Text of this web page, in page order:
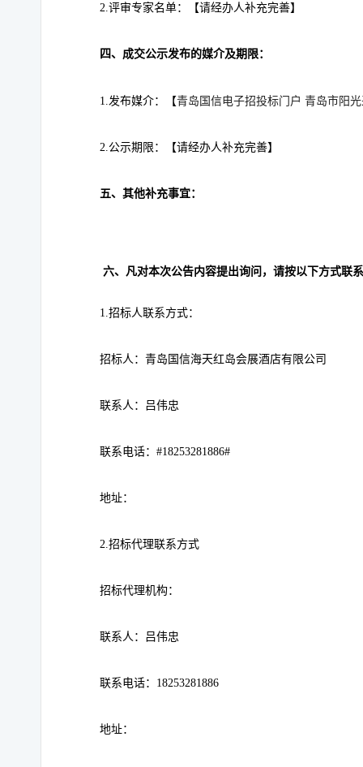
2.评审专家名单：【请经办人补充完善】
四、成交公示发布的媒介及期限：
1.发布媒介：【青岛国信电子招投标门户 青岛市阳
2.公示期限：【请经办人补充完善】
五、其他补充事宜：
六、凡对本次公告内容提出询问，请按以下方式联
1.招标人联系方式：
招标人： 青岛国信海天红岛会展酒店有限公司
联系人：吕伟忠
联系电话： #18253281886#
地址：
2.招标代理联系方式
招标代理机构：
联系人：吕伟忠
联系电话：18253281886
地址：